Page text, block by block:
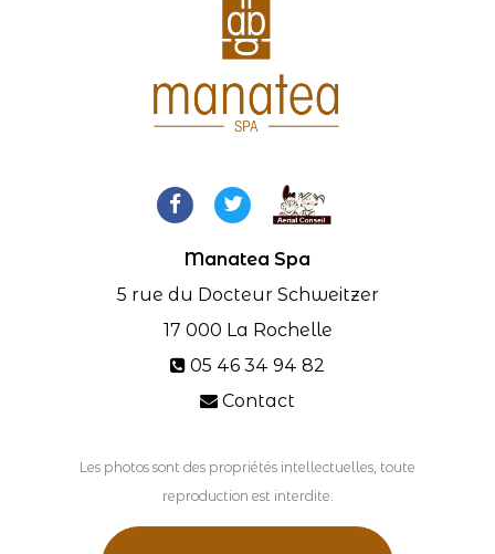
Manatea Spa
5 rue du Docteur Schweitzer
17 000 La Rochelle
05 46 34 94 82
Contact
Les photos sont des propriétés intellectuelles, toute
reproduction est interdite.